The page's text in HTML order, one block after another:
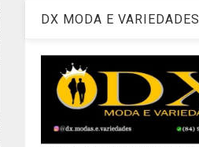
DX MODA E VARIEDADES